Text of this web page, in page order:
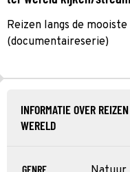
Reizen langs de
(documentaireserie)
INFORMATIE OVER
WERELD
GENRE